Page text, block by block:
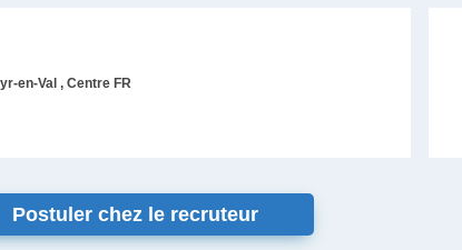
en-Val , Centre FR
Postuler chez le recruteur